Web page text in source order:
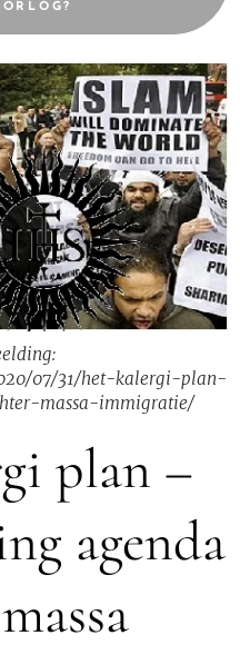
07/31/het-kalergi-plan-
massa-immigratie/
plan –
agenda